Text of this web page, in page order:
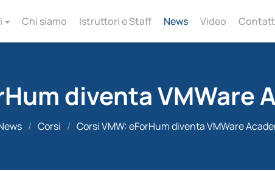
Chi siamo Istruttori e Staff News Video
diventa VMWare
/ Corsi / Corsi VMW: eForHum diventa VMWare